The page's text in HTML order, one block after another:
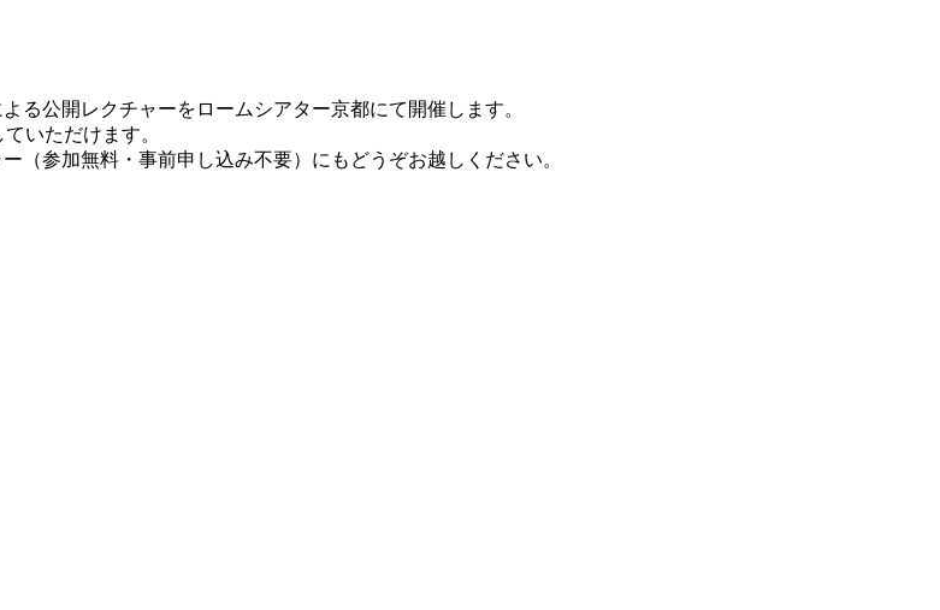
る公開レクチャーをロームシアター京都にて開催します。
いただけます。
（参加無料・事前申し込み不要）にもどうぞお越しください。